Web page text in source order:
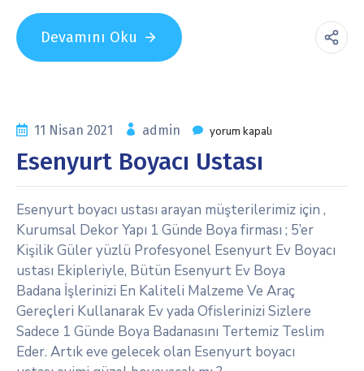
Devamını Oku
11 Nisan 2021 admin yorum kapalı
Esenyurt Boyacı Ustası
Esenyurt boyacı ustası arayan müşterilerimiz için ,
Kurumsal Dekor Yapı 1 Günde Boya firması ; 5’er
Kişilik Güler yüzlü Profesyonel Esenyurt Ev Boyacı
ustası Ekipleriyle, Bütün Esenyurt Ev Boya
Badana İşlerinizi En Kaliteli Malzeme Ve Araç
Gereçleri Kullanarak Ev yada Ofislerinizi Sizlere
Sadece 1 Günde Boya Badanasını Tertemiz Teslim
Eder. Artık eve gelecek olan Esenyurt boyacı